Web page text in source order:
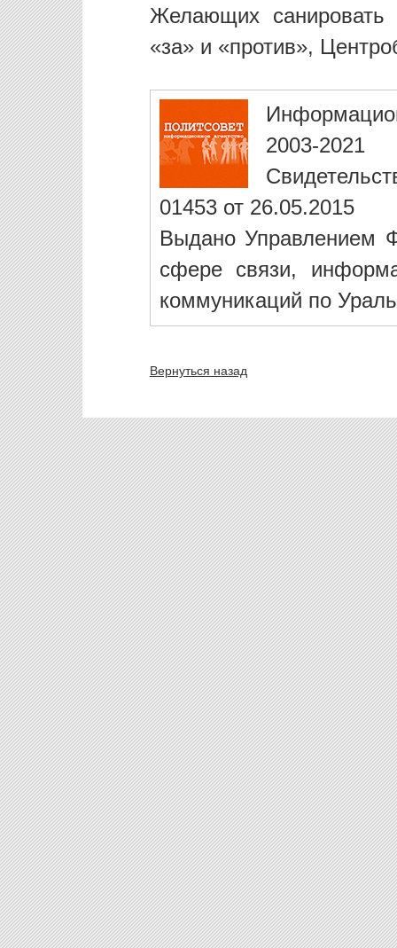
Желающих
«за» и «против»,
2003-2021
01453 от 26.05.2015
Выдано Управлением
сфере связи,
коммуникаций по
Вернуться назад